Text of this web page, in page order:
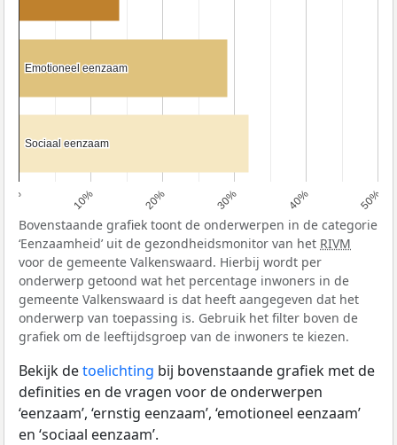
0% 10% 20% 30% 40% 50%
Emotioneel eenzaam
Emotioneel eenzaam
Sociaal eenzaam
Sociaal eenzaam
Bovenstaande grafiek toont de onderwerpen in de categorie
‘Eenzaamheid’ uit de gezondheidsmonitor van het RIVM
voor de gemeente Valkenswaard. Hierbij wordt per
onderwerp getoond wat het percentage inwoners in de
gemeente Valkenswaard is dat heeft aangegeven dat het
onderwerp van toepassing is. Gebruik het filter boven de
grafiek om de leeftijdsgroep van de inwoners te kiezen.
Bekijk detoelichting bij bovenstaande grafiek met de
definities en de vragen voor de onderwerpen
‘eenzaam’, ‘ernstig eenzaam’, ‘emotioneel eenzaam’
en ‘sociaal eenzaam’.